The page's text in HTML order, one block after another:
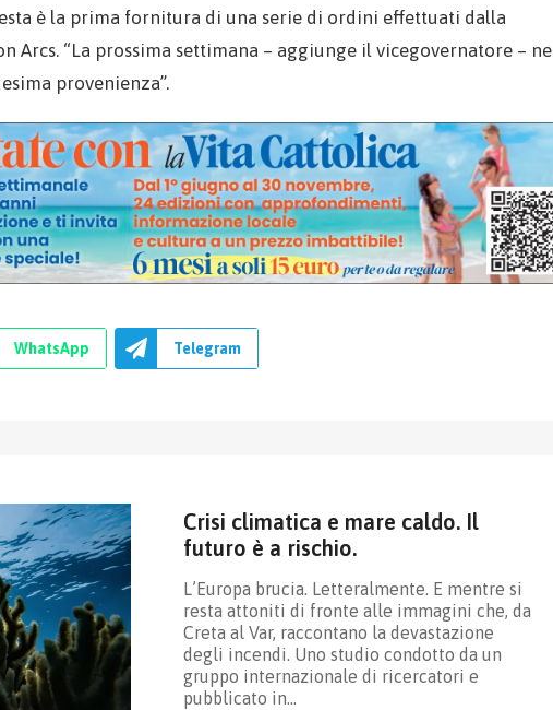
è la prima fornitura di una serie di ordini effettuati dalla
Arcs. “La prossima settimana – aggiunge il vicegovernatore – ne
provenienza”.
WhatsApp Telegram
Crisi climatica e mare caldo. Il
futuro è a rischio.
L’Europa brucia. Letteralmente. E mentre si
resta attoniti di fronte alle immagini che, da
Creta al Var, raccontano la devastazione
degli incendi. Uno studio condotto da un
gruppo internazionale di ricercatori e
pubblicato in…